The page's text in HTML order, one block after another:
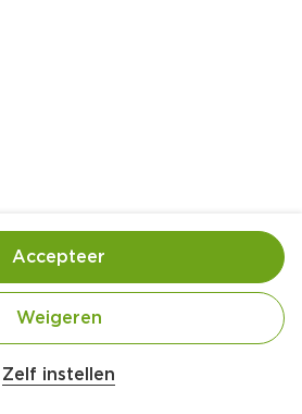
Bereiding
Zelf instellen
Weigeren
Accepteer